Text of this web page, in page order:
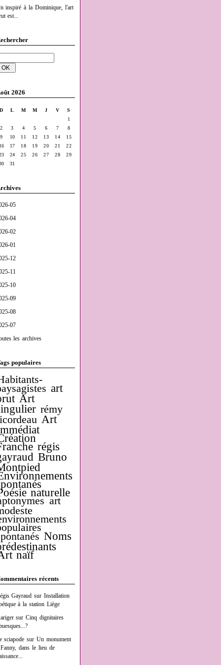
inspiré à la Dominique, l'art
est...
2026
D L M M J V
S
1
2
3 4 5 6 7
8
9
10 11 12 13 14
15
16
17 18 19 20 21
22
24 25 26 27 28
29
31
05
04
02
01
12
11
10
09
08
07
les archives
populaires
art
Art
rémy
Art
régis
Bruno
naturelle
art
Noms
naïf
récents
Gayraud surInstallation
à la station Liège
surCinq dignitaires
sciapode surUn monument
dans le lieu de